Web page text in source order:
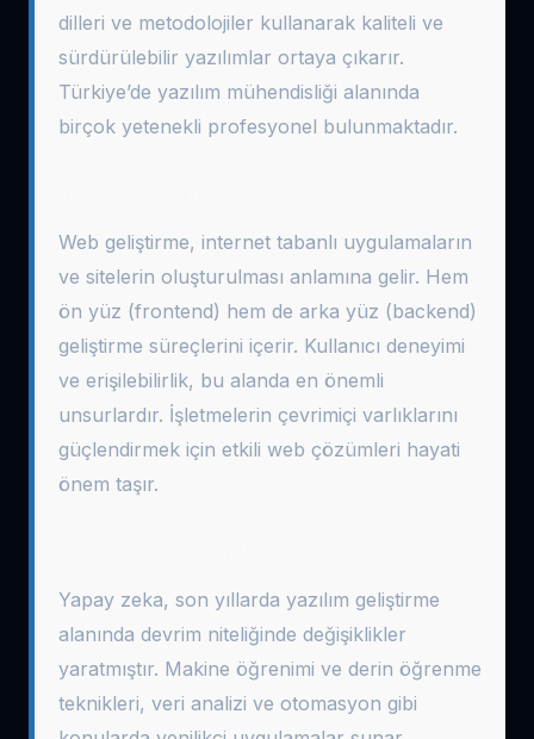
dilleri ve metodolojiler kullanarak kaliteli ve
sürdürülebilir yazılımlar ortaya çıkarır.
Türkiye’de yazılım mühendisliği alanında
birçok yetenekli profesyonel bulunmaktadır.
Web geliştirme, internet tabanlı uygulamaların
ve sitelerin oluşturulması anlamına gelir. Hem
ön yüz (frontend) hem de arka yüz (backend)
geliştirme süreçlerini içerir. Kullanıcı deneyimi
ve erişilebilirlik, bu alanda en önemli
unsurlardır. İşletmelerin çevrimiçi varlıklarını
güçlendirmek için etkili web çözümleri hayati
önem taşır.
Yapay zeka, son yıllarda yazılım geliştirme
alanında devrim niteliğinde değişiklikler
yaratmıştır. Makine öğrenimi ve derin öğrenme
teknikleri, veri analizi ve otomasyon gibi